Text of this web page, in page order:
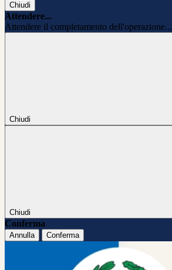
Chiudi
Attendere...
Attendere il completamento dell'operazione...
Chiudi
Chiudi
Conferma
Annulla Conferma